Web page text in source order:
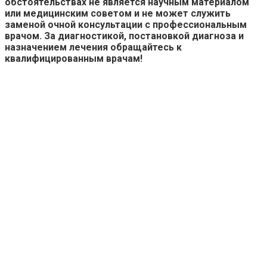
или медицинским советом и не может служить
заменой очной консультации с профессиональным
врачом. За диагностикой, постановкой диагноза и
назначением лечения обращайтесь к
квалифицированным врачам!